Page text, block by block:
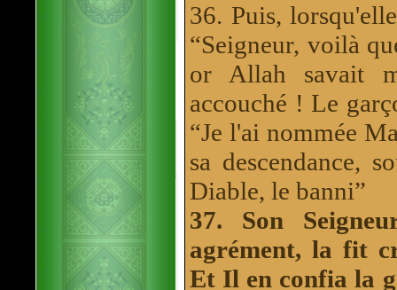
36. Puis,
“Seigneur, voilà
or Allah savait
accouché ! Le
“Je l'ai nommée
sa descendance,
Diable, le banni”
37. Son
agrément, la fit
Et Il en confia la